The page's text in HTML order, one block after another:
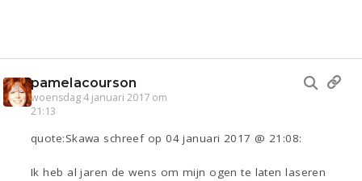
pamelacourson
woensdag 4 januari 2017 om
21:13
quote:Skawa schreef op 04 januari 2017 @ 21:08:
Ik heb al jaren de wens om mijn ogen te laten laseren